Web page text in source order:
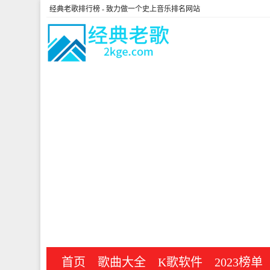
经典老歌排行榜 - 致力做一个史上音乐排名网站
首页 歌曲大全 K歌软件 2023榜单